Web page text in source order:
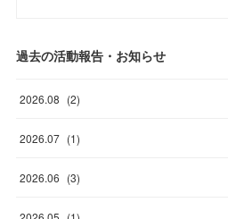
過去の活動報告・お知らせ
2026.08 (2)
2026.07 (1)
2026.06 (3)